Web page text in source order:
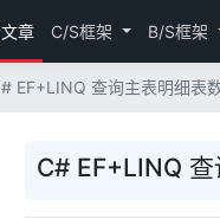
章 C/S框架 B/S框架
EF+LINQ 查询主表明细表
C# EF+LINQ